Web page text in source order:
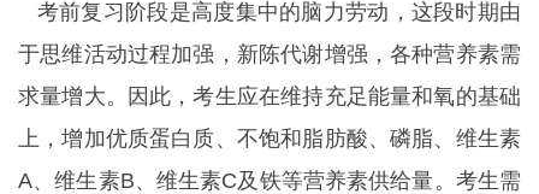
考前复习阶段是高度集中的脑力劳动，这段时期由
于思维活动过程加强，新陈代谢增强，各种营养素需
求量增大。因此，考生应在维持充足能量和氧的基础
上，增加优质蛋白质、不饱和脂肪酸、磷脂、维生素
A、维生素B、维生素C及铁等营养素供给量。考生需